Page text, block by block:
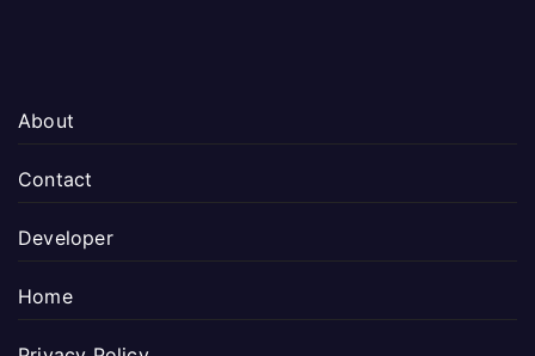
About
Contact
Developer
Home